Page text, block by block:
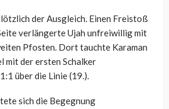
der Ausgleich. Einen Freistoß
verlängerte Ujah unfreiwillig mit
Pfosten. Dort tauchte Karaman
mit der ersten Schalker
über die Linie (19.).
sich die Begegnung